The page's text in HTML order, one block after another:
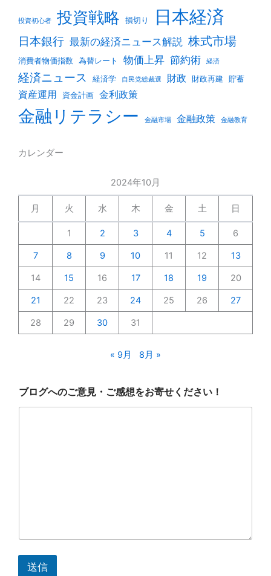
投資初心者 投資戦略 損切り 日本経済
日本銀行 最新の経済ニュース解説 株式市場
消費者物価指数 為替レート 物価上昇 節約術 経済
経済ニュース 経済学 自民党総裁選 財政 財政再建 貯蓄
資産運用 資金計画 金利政策
金融リテラシー 金融市場 金融政策 金融教育
カレンダー
2024年10月
月 火 水 木 金 土 日
1 2 3 4 5 6
7 8 9 10 11 12 13
14 15 16 17 18 19 20
21 22 23 24 25 26 27
28 29 30 31
« 9月 8月 »
ロ
グ
寄
せ
く
ブログへのご意見・ご感想をお寄せください！
送信